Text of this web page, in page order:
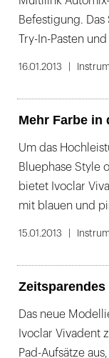
Befestigung. Das
Try-In-Pasten
16.01.2013
Mehr Farbe in
Um das
Bluephase Style
bietet Ivoclar
mit blauen und
15.01.2013
Das neue
Ivoclar Vivadent
Pad-Aufsätze